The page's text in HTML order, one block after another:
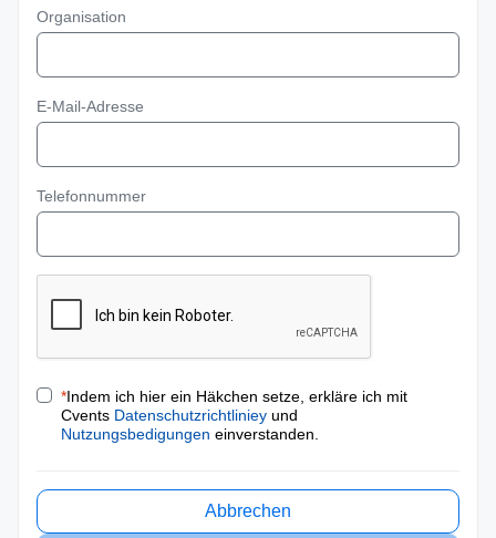
Organisation
E-Mail-Adresse
Telefonnummer
*Indem ich hier ein Häkchen setze, erkläre ich mit
Cvents Datenschutzrichtliniey und
Nutzungsbedigungen einverstanden.
Abbrechen